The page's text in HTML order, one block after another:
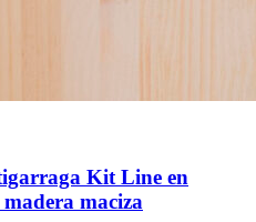
Kit Line en
maciza